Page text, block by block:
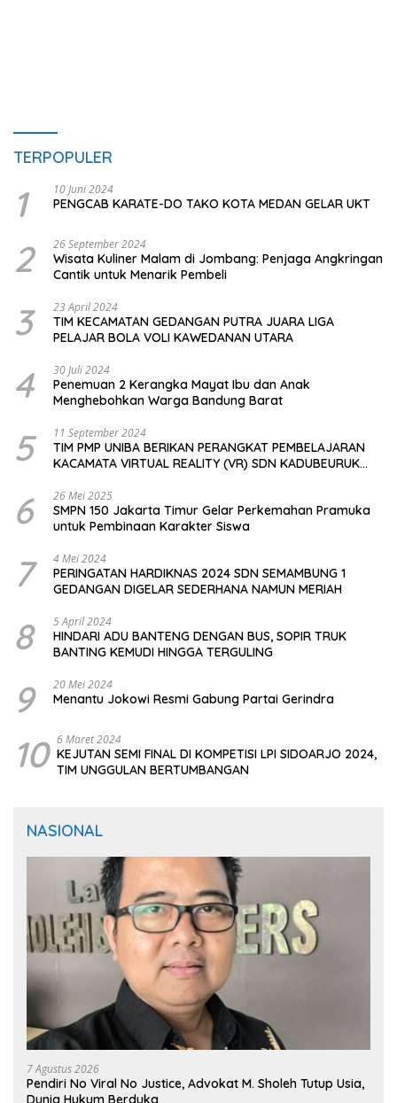
TERPOPULER
1 10 Juni 2024
PENGCAB KARATE-DO TAKO KOTA MEDAN GELAR UKT
2 26 September 2024
Wisata Kuliner Malam di Jombang: Penjaga Angkringan
Cantik untuk Menarik Pembeli
3 23 April 2024
TIM KECAMATAN GEDANGAN PUTRA JUARA LIGA
PELAJAR BOLA VOLI KAWEDANAN UTARA
4 30 Juli 2024
Penemuan 2 Kerangka Mayat Ibu dan Anak
Menghebohkan Warga Bandung Barat
5 11 September 2024
TIM PMP UNIBA BERIKAN PERANGKAT PEMBELAJARAN
KACAMATA VIRTUAL REALITY (VR) SDN KADUBEURUK
6 26 Mei 2025
SMPN 150 Jakarta Timur Gelar Perkemahan Pramuka
untuk Pembinaan Karakter Siswa
7 4 Mei 2024
PERINGATAN HARDIKNAS 2024 SDN SEMAMBUNG 1
GEDANGAN DIGELAR SEDERHANA NAMUN MERIAH
8 5 April 2024
HINDARI ADU BANTENG DENGAN BUS, SOPIR TRUK
BANTING KEMUDI HINGGA TERGULING
9 20 Mei 2024
Menantu Jokowi Resmi Gabung Partai Gerindra
10 6 Maret 2024
KEJUTAN SEMI FINAL DI KOMPETISI LPI SIDOARJO 2024,
TIM UNGGULAN BERTUMBANGAN
NASIONAL
7 Agustus 2026
Pendiri No Viral No Justice, Advokat M. Sholeh Tutup Usia,
Dunia Hukum Berduka